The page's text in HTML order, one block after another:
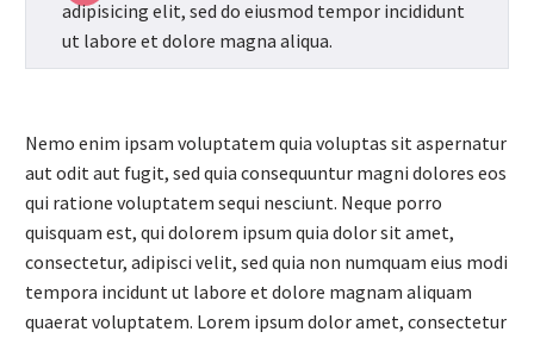
adipisicing elit, sed do eiusmod tempor incididunt
ut labore et dolore magna aliqua.
Nemo enim ipsam voluptatem quia voluptas sit aspernatur
aut odit aut fugit, sed quia consequuntur magni dolores eos
qui ratione voluptatem sequi nesciunt. Neque porro
quisquam est, qui dolorem ipsum quia dolor sit amet,
consectetur, adipisci velit, sed quia non numquam eius modi
tempora incidunt ut labore et dolore magnam aliquam
quaerat voluptatem. Lorem ipsum dolor amet, consectetur